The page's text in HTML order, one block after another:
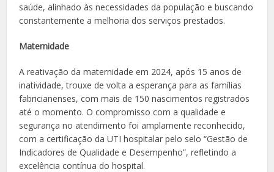
saúde, alinhado às necessidades da população e buscando
constantemente a melhoria dos serviços prestados.
Maternidade
A reativação da maternidade em 2024, após 15 anos de
inatividade, trouxe de volta a esperança para as famílias
fabricianenses, com mais de 150 nascimentos registrados
até o momento. O compromisso com a qualidade e
segurança no atendimento foi amplamente reconhecido,
com a certificação da UTI hospitalar pelo selo “Gestão de
Indicadores de Qualidade e Desempenho”, refletindo a
excelência contínua do hospital.